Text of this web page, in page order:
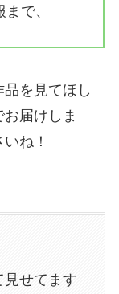
で、
を見てほし
届けしま
ね！
見せてます